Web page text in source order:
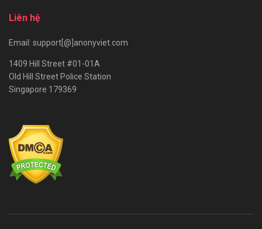
Liên hệ
Email: support[@]anonyviet.com
1409 Hill Street #01-01A
Old Hill Street Police Station
Singapore 179369